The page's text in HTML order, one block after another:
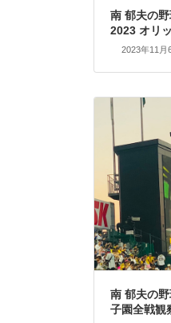
南 郁夫の
2023 オリ
2023年11月
南 郁夫の
子園全戦観